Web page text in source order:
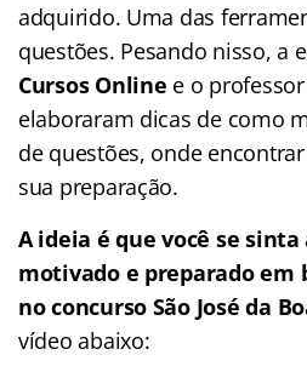
adquirido. Uma das
questões. Pesando nisso, a
Cursos Online e o
elaboraram dicas de como
de questões, onde
sua preparação.
A ideia é que você se
motivado e preparado em
no concurso São José da
vídeo abaixo: